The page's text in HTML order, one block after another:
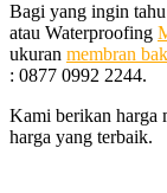
Bagi yang ingin tahu
atau Waterproofing
ukuran membran
: 0877 0992 2244.
Kami berikan harga
harga yang terbaik.